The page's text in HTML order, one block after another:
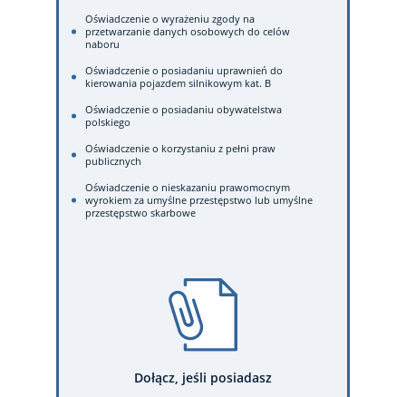
Oświadczenie o wyrażeniu zgody na
przetwarzanie danych osobowych do celów
naboru
Oświadczenie o posiadaniu uprawnień do
kierowania pojazdem silnikowym kat. B
Oświadczenie o posiadaniu obywatelstwa
polskiego
Oświadczenie o korzystaniu z pełni praw
publicznych
Oświadczenie o nieskazaniu prawomocnym
wyrokiem za umyślne przestępstwo lub umyślne
przestępstwo skarbowe
Dołącz, jeśli posiadasz